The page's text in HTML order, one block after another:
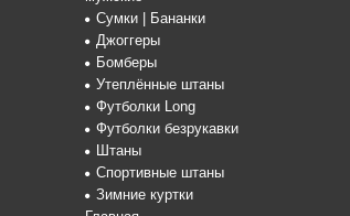
Сумки | Бананки
Джоггеры
Бомберы
Утеплённые штаны
Футболки Long
Футболки безрукавки
Штаны
Спортивные штаны
Зимние куртки